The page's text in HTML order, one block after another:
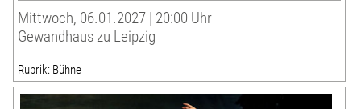
Mittwoch, 06.01.2027 | 20:00 Uhr
Gewandhaus zu Leipzig
Rubrik: Bühne